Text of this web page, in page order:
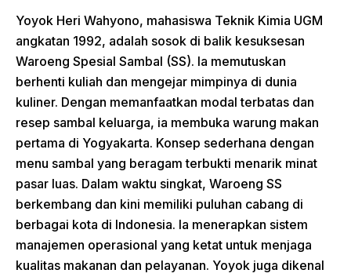
Yoyok Heri Wahyono, mahasiswa Teknik Kimia UGM
angkatan 1992, adalah sosok di balik kesuksesan
Waroeng Spesial Sambal (SS). Ia memutuskan
berhenti kuliah dan mengejar mimpinya di dunia
kuliner. Dengan memanfaatkan modal terbatas dan
resep sambal keluarga, ia membuka warung makan
pertama di Yogyakarta. Konsep sederhana dengan
menu sambal yang beragam terbukti menarik minat
pasar luas. Dalam waktu singkat, Waroeng SS
berkembang dan kini memiliki puluhan cabang di
berbagai kota di Indonesia. Ia menerapkan sistem
manajemen operasional yang ketat untuk menjaga
kualitas makanan dan pelayanan. Yoyok juga dikenal